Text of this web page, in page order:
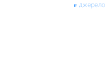
джерело